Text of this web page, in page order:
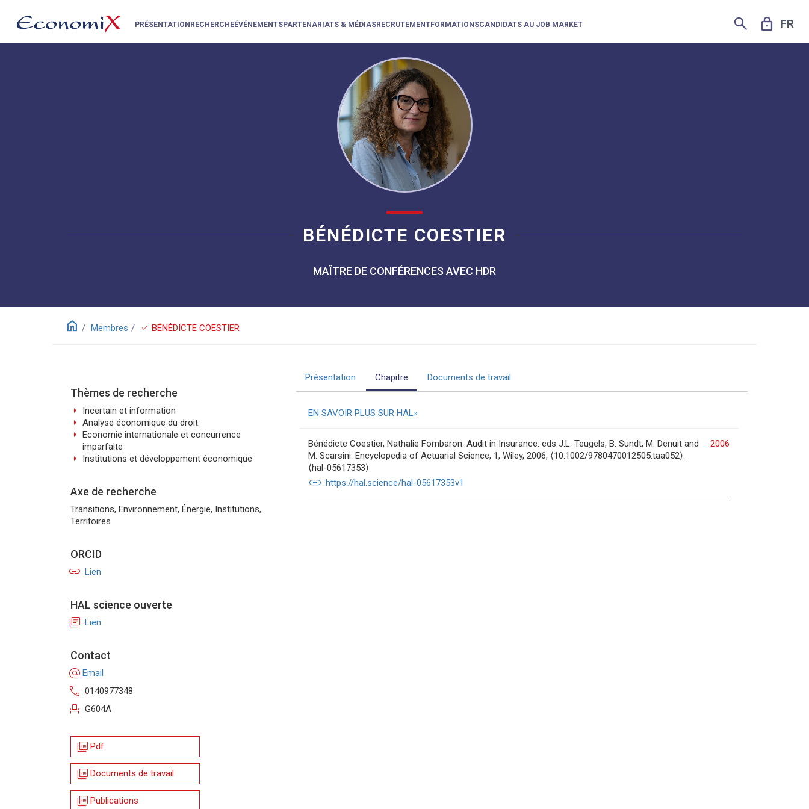
PRÉSENTATIONRECHERCHEÉVÉNEMENTSPARTENARIATS & MÉDIASRECRUTEMENTFORMATIONSCANDIDATS AU JOB MARKET SEARCH LOCK FR
BÉNÉDICTE COESTIER
MAÎTRE DE CONFÉRENCES AVEC HDR
home Membres check BÉNÉDICTE COESTIER
Thèmes de recherche
arrow_right Incertain et information
arrow_right Analyse économique du droit
arrow_right Economie internationale et concurrence
imparfaite
arrow_right Institutions et développement économique
Axe de recherche
Transitions, Environnement, Énergie, Institutions,
Territoires
ORCID
link Lien
HAL science ouverte
library_books Lien
Contact
alternate_email Email
call 0140977348
event_seat G604A
picture_as_pdf Pdf
picture_as_pdf Documents de travail
picture_as_pdf Publications
Présentation Chapitre Documents de travail
EN SAVOIR PLUS SUR HAL
2006
Bénédicte Coestier, Nathalie Fombaron. Audit in Insurance. eds J.L. Teugels, B. Sundt, M. Denuit and
M. Scarsini. Encyclopedia of Actuarial Science, 1, Wiley, 2006, ⟨10.1002/9780470012505.taa052⟩.
⟨hal-05617353⟩
link https://hal.science/hal-05617353v1